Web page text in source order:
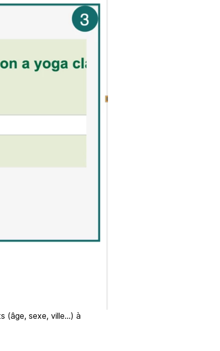
(âge, sexe, ville...) à